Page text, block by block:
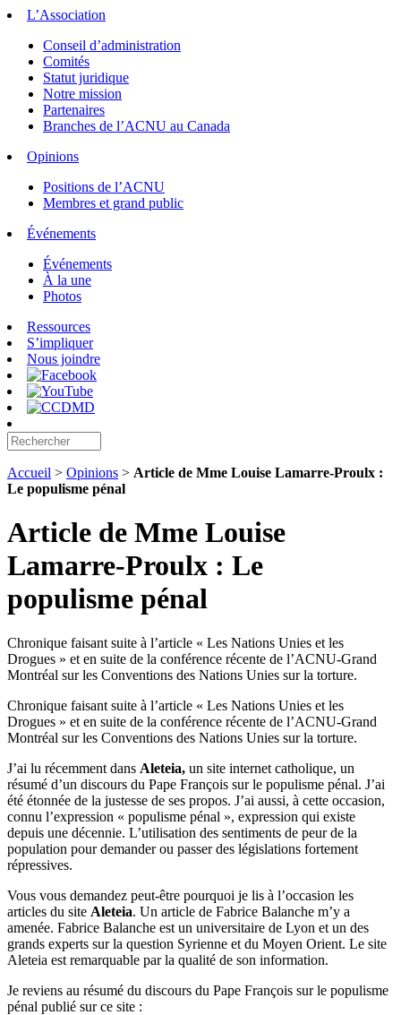
L’Association
Conseil d’administration
Comités
Statut juridique
Notre mission
Partenaires
Branches de l’ACNU au Canada
Opinions
Positions de l’ACNU
Membres et grand public
Événements
Événements
À la une
Photos
Ressources
S’impliquer
Nous joindre
Accueil > Opinions > Article de Mme Louise Lamarre-Proulx :
Le populisme pénal
Article de Mme Louise
Lamarre-Proulx : Le
populisme pénal
Chronique faisant suite à l’article « Les Nations Unies et les
Drogues » et en suite de la conférence récente de l’ACNU-Grand
Montréal sur les Conventions des Nations Unies sur la torture.
Chronique faisant suite à l’article « Les Nations Unies et les
Drogues » et en suite de la conférence récente de l’ACNU-Grand
Montréal sur les Conventions des Nations Unies sur la torture.
J’ai lu récemment dans Aleteia, un site internet catholique, un
résumé d’un discours du Pape François sur le populisme pénal. J’ai
été étonnée de la justesse de ses propos. J’ai aussi, à cette occasion,
connu l’expression « populisme pénal », expression qui existe
depuis une décennie. L’utilisation des sentiments de peur de la
population pour demander ou passer des législations fortement
répressives.
Vous vous demandez peut-être pourquoi je lis à l’occasion les
articles du site Aleteia. Un article de Fabrice Balanche m’y a
amenée. Fabrice Balanche est un universitaire de Lyon et un des
grands experts sur la question Syrienne et du Moyen Orient. Le site
Aleteia est remarquable par la qualité de son information.
Je reviens au résumé du discours du Pape François sur le populisme
pénal publié sur ce site :